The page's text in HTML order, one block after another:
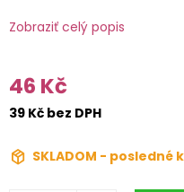
Zobraziť celý popis
46 Kč
39 Kč bez DPH
SKLADOM - posledné